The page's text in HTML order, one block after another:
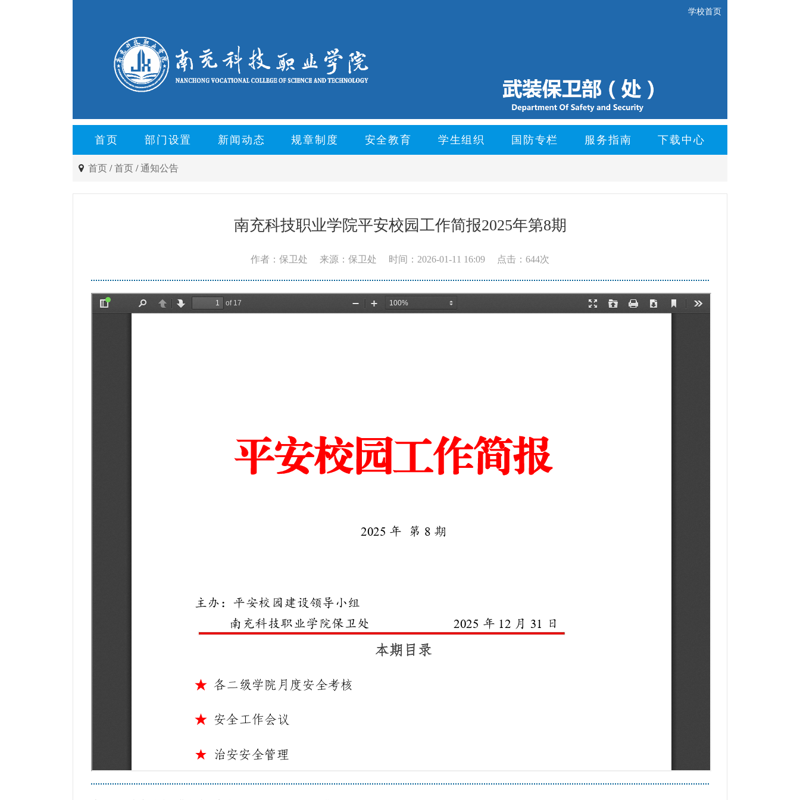
学校首页
首页 部门设置 新闻动态 规章制度 安全教育 学生组织 国防专栏 服务指南 下载中心
首页 /首页 /通知公告
南充科技职业学院平安校园工作简报2025年第8期
作者：保卫处 来源：保卫处 时间：2026-01-11 16:09 点击：644次